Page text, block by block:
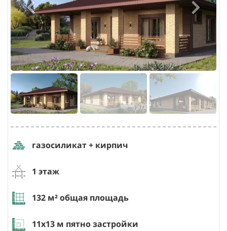
газосиликат + кирпич
1 этаж
132 м² общая площадь
11х13 м пятно застройки